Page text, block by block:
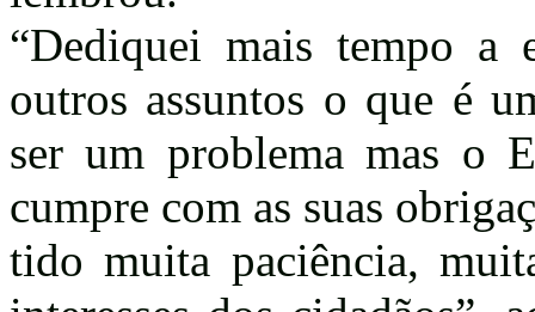
“Dediquei mais tempo a
outros assuntos o que é
ser um problema mas o
cumpre com as suas
tido muita paciência,